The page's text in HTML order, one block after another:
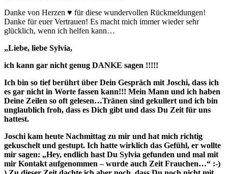
Danke von Herzen ♥ für diese wundervollen Rückmeldungen!
Danke für euer Vertrauen! Es macht mich immer wieder sehr
glücklich, wenn ich helfen kann…
„Liebe, liebe Sylvia,
ich kann gar nicht genug DANKE sagen !!!!!
Ich bin so tief berührt über Dein Gespräch mit Joschi, dass ich
es gar nicht in Worte fassen kann!!! Mein Mann und ich haben
Deine Zeilen so oft gelesen…Tränen sind gekullert und ich bin
unglaublich froh, dass es Dich gibt und dass Du Zeit für uns
hattest.
Joschi kam heute Nachmittag zu mir und hat mich richtig
gekuschelt und gestupt. Ich hatte wirklich das Gefühl, er wollte
mir sagen: „Hey, endlich hast Du Sylvia gefunden und mal mit
mir Kontakt aufgenommen – wurde auch Zeit Frauchen…“ :-)